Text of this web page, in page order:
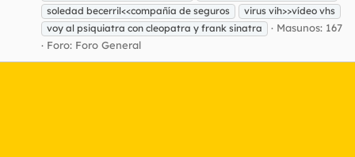
soledad becerril<<compañía de seguros
virus vih>>vídeo vhs
voy al psiquiatra con cleopatra y frank sinatra
Masunos: 167
Foro: Foro General